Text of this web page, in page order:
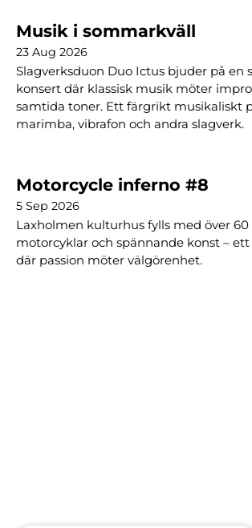
Musik i sommarkväll
23 Aug 2026
Slagverksduon Duo Ictus bjuder på en
konsert där klassisk musik möter
samtida toner. Ett färgrikt musikaliskt
marimba, vibrafon och andra slagverk.
Motorcycle inferno #8
5 Sep 2026
Laxholmen kulturhus fylls med över 60
motorcyklar och spännande konst –
där passion möter välgörenhet.